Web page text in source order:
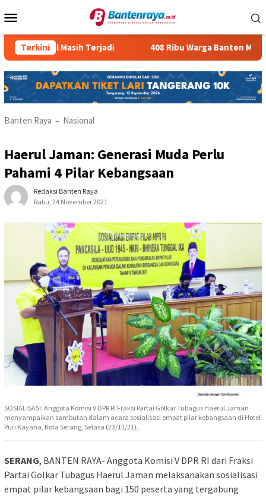
ke
Mobile
Terkini
Ilegal Masih Terjadi 408 Ribu Warga Banten Menganggur
Banten Raya – Nasional
Haerul Jaman: Generasi Muda Perlu
Pahami 4 Pilar Kebangsaan
Redaksi Banten Raya
Rabu, 24 November 2021
SOSIALISASI: Anggota Komisi V DPR RI Fraksi Partai Golkar Tubagus Haerul Jaman
menyampaikan sambutan dalam acara sosialisasi empat pilar kebangsaan di Hotel
Puri Kayana, Kota Serang, Selasa (23/11/21).
SERANG, BANTEN RAYA- Anggota Komisi V DPR RI dari Fraksi
Partai Golkar Tubagus Haerul Jaman melaksanakan sosialisasi
empat pilar kebangsaan bagi 150 peserta yang tergabung